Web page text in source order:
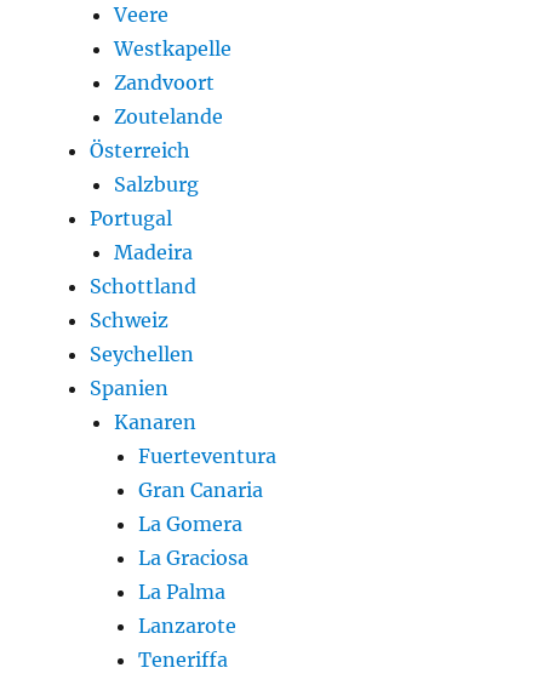
Veere
Westkapelle
Zandvoort
Zoutelande
Österreich
Salzburg
Portugal
Madeira
Schottland
Schweiz
Seychellen
Spanien
Kanaren
Fuerteventura
Gran Canaria
La Gomera
La Graciosa
La Palma
Lanzarote
Teneriffa